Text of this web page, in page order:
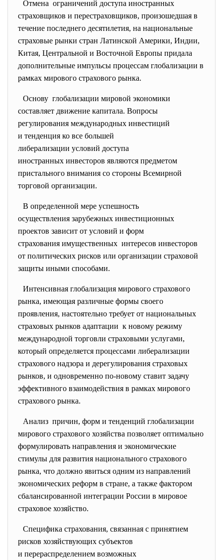
Отмена ограничений доступа иностранных
страховщиков и перестраховщиков, произошедшая в
течение последнего десятилетия, на национальные
страховые рынки стран Латинской Америки, Индии,
Китая, Центральной и Восточной Европы придала
дополнительные импульсы процессам глобализации в
рамках мирового страхового рынка.
Основу глобализации мировой экономики
составляет движение капитала. Вопросы
регулирования международных инвестиций
и тенденция ко все большей
либерализации условий доступа
иностранных инвесторов являются предметом
пристального внимания со стороны Всемирной
торговой организации.
В определенной мере успешность
осуществления зарубежных инвестиционных
проектов зависит от условий и форм
страхования имущественных интересов инвесторов
от политических рисков или организации страховой
защиты иными способами.
Интенсивная глобализация мирового страхового
рынка, имеющая различные формы своего
проявления, настоятельно требует от национальных
страховых рынков адаптации к новому режиму
международной торговли страховыми услугами,
который определяется процессами либерализации
страхового надзора и дерегулирования страховых
рынков, и одновременно по-новому ставит задачу
эффективного взаимодействия в рамках мирового
страхового рынка.
Анализ причин, форм и тенденций глобализации
мирового страхового хозяйства позволяет оптимально
формулировать направления и экономические
стимулы для развития национального страхового
рынка, что должно явиться одним из направлений
экономических реформ в стране, а также фактором
сбалансированной интеграции России в мировое
страховое хозяйство.
Специфика страхования, связанная с принятием
рисков хозяйствующих субъектов
и перераспределением возможных